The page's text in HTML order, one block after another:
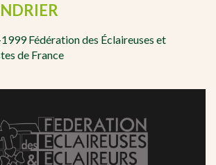
Fédération des Éclaireuses et
de France